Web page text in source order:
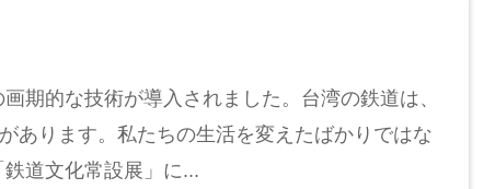
期的な技術が導入されました。台湾の鉄道は、
あります。私たちの生活を変えたばかりではな
道文化常設展」に...